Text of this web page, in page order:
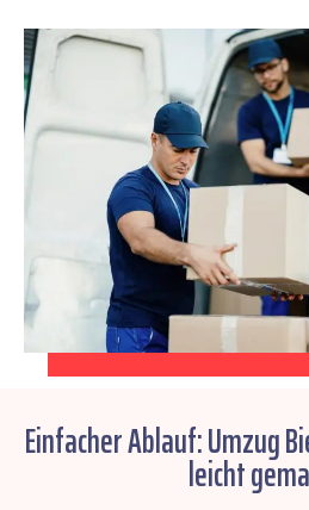
Einfacher Ablauf: Umzug
leicht